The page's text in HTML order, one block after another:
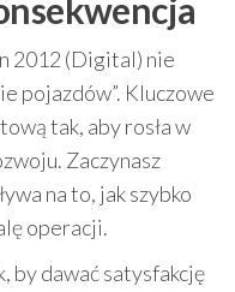
2012 (Digital) nie
pojazdów”. Kluczowe
tak, aby rosła w
Zaczynasz
na to, jak szybko
operacji.
by dawać satysfakcję